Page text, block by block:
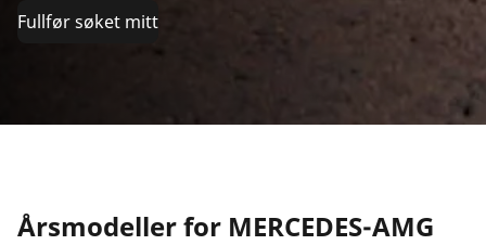
Fullfør søket mitt
Årsmodeller for MERCEDES-AMG